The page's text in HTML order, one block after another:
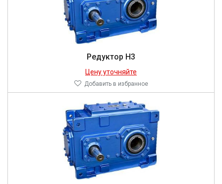
Редуктор Н3
Цену уточняйте
Добавить в избранное